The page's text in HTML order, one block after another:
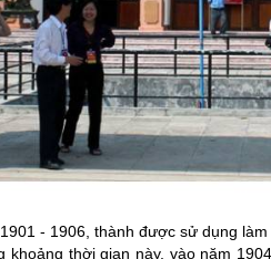
- 1906, thành được sử dụng
khoảng thời gian này, vào năm